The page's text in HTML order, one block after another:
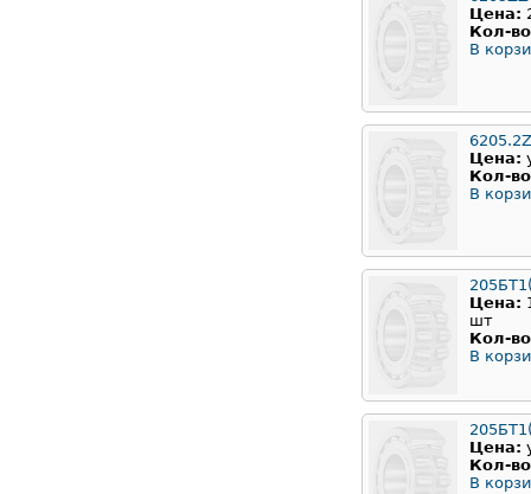
Цена:
Кол-
В
6205.2Z
Цена:
Кол-
В
Цена:
шт
Кол-
В
Цена:
Кол-
В